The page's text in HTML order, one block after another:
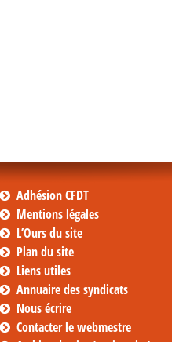
Adhésion CFDT
Mentions légales
L’Ours du site
Plan du site
Liens utiles
Annuaire des syndicats
Nous écrire
Contacter le webmestre